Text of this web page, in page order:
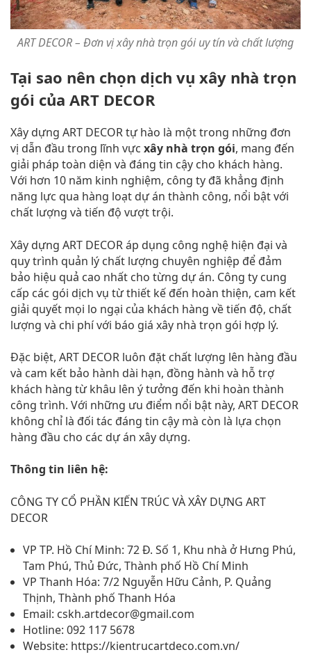
ART DECOR – Đơn vị xây nhà trọn gói uy tín và chất lượng
Tại sao nên chọn dịch vụ xây nhà trọn
gói của ART DECOR
Xây dựng ART DECOR tự hào là một trong những đơn
vị dẫn đầu trong lĩnh vực xây nhà trọn gói, mang đến
giải pháp toàn diện và đáng tin cậy cho khách hàng.
Với hơn 10 năm kinh nghiệm, công ty đã khẳng định
năng lực qua hàng loạt dự án thành công, nổi bật với
chất lượng và tiến độ vượt trội.
Xây dựng ART DECOR áp dụng công nghệ hiện đại và
quy trình quản lý chất lượng chuyên nghiệp để đảm
bảo hiệu quả cao nhất cho từng dự án. Công ty cung
cấp các gói dịch vụ từ thiết kế đến hoàn thiện, cam kết
giải quyết mọi lo ngại của khách hàng về tiến độ, chất
lượng và chi phí với báo giá xây nhà trọn gói hợp lý.
Đặc biệt, ART DECOR luôn đặt chất lượng lên hàng đầu
và cam kết bảo hành dài hạn, đồng hành và hỗ trợ
khách hàng từ khâu lên ý tưởng đến khi hoàn thành
công trình. Với những ưu điểm nổi bật này, ART DECOR
không chỉ là đối tác đáng tin cậy mà còn là lựa chọn
hàng đầu cho các dự án xây dựng.
Thông tin liên hệ:
CÔNG TY CỔ PHẦN KIẾN TRÚC VÀ XÂY DỰNG ART
DECOR
VP TP. Hồ Chí Minh: 72 Đ. Số 1, Khu nhà ở Hưng Phú,
Tam Phú, Thủ Đức, Thành phố Hồ Chí Minh
VP Thanh Hóa: 7/2 Nguyễn Hữu Cảnh, P. Quảng
Thịnh, Thành phố Thanh Hóa
Email: cskh.artdecor@gmail.com
Hotline: 092 117 5678
Website: https://kientrucartdeco.com.vn/